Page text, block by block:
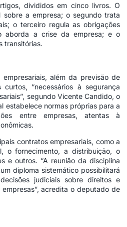
divididos em cinco livros. O
a empresa; o segundo trata
o terceiro regula as obrigações
aborda a crise da empresa; e o
transitórias.
além da previsão de
curtos, “necessários à segurança
segundo Vicente Candido, o
estabelece normas próprias para a
entre empresas, atentas à
contratos empresariais, como a
o fornecimento, a distribuição, o
e outros. “A reunião da disciplina
diploma sistemático possibilitará
judiciais sobre direitos e
acredita o deputado de